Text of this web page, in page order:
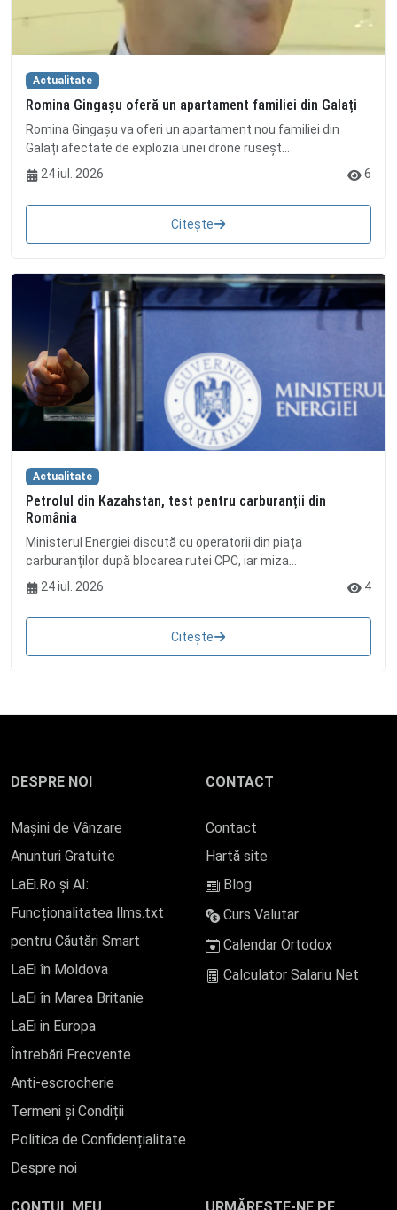
Actualitate
Romina Gingașu oferă un apartament familiei din Galați
Romina Gingașu va oferi un apartament nou familiei din
Galați afectate de explozia unei drone ruseșt...
24 iul. 2026
6
Citește
Actualitate
Petrolul din Kazahstan, test pentru carburanții din
România
Ministerul Energiei discută cu operatorii din piața
carburanților după blocarea rutei CPC, iar miza...
24 iul. 2026
4
Citește
DESPRE NOI
Mașini de Vânzare
Anunturi Gratuite
LaEi.Ro și AI:
Funcționalitatea llms.txt
pentru Căutări Smart
LaEi în Moldova
LaEi în Marea Britanie
LaEi in Europa
Întrebări Frecvente
Anti-escrocherie
Termeni și Condiții
Politica de Confidențialitate
Despre noi
CONTACT
Contact
Hartă site
Blog
Curs Valutar
Calendar Ortodox
Calculator Salariu Net